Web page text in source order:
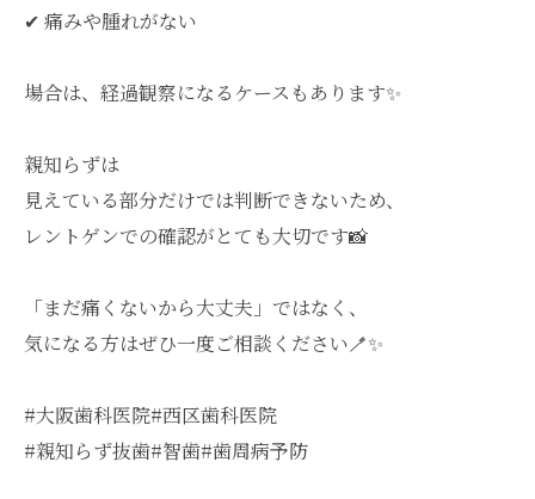
✔︎ 痛みや腫れがない
場合は、経過観察になるケースもあります✨
親知らずは
見えている部分だけでは判断できないため、
レントゲンでの確認がとても大切です📸
「まだ痛くないから大丈夫」ではなく、
気になる方はぜひ一度ご相談ください🪥✨
#大阪歯科医院#西区歯科医院
#親知らず抜歯#智歯#歯周病予防